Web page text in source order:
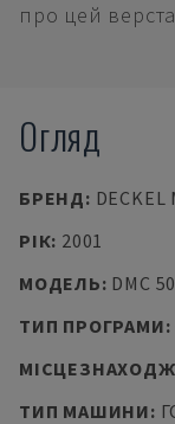
про цей
Огляд
БРЕНД: DECKEL
РІК: 2001
МОДЕЛЬ: DMC
ТИП ПРОГРАМИ:
ТИП МАШИНИ: